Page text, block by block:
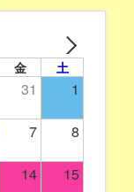
金 土
31 1
7 8
14 15